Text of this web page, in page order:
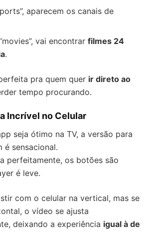
aparecem os canais de
vai encontrar filmes 24
.
pra quem quer ir direto ao
tempo procurando.
Incrível no Celular
seja ótimo na TV, a versão para
é sensacional.
perfeitamente, os botões são
é leve.
com o celular na vertical, mas se
o vídeo se ajusta
deixando a experiência igual à de